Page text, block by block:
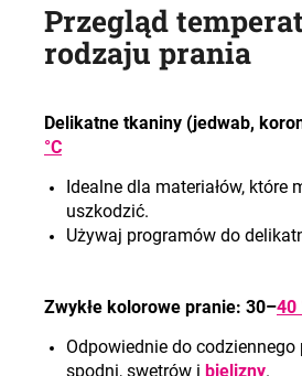
Przegląd
rodzaju prania
Delikatne tkaniny (jedwab,
°C
Idealne dla materiałów, które
uszkodzić.
Używaj programów do
Zwykłe kolorowe pranie: 30–40
Odpowiednie do codziennego
spodni, swetrów i bielizny.